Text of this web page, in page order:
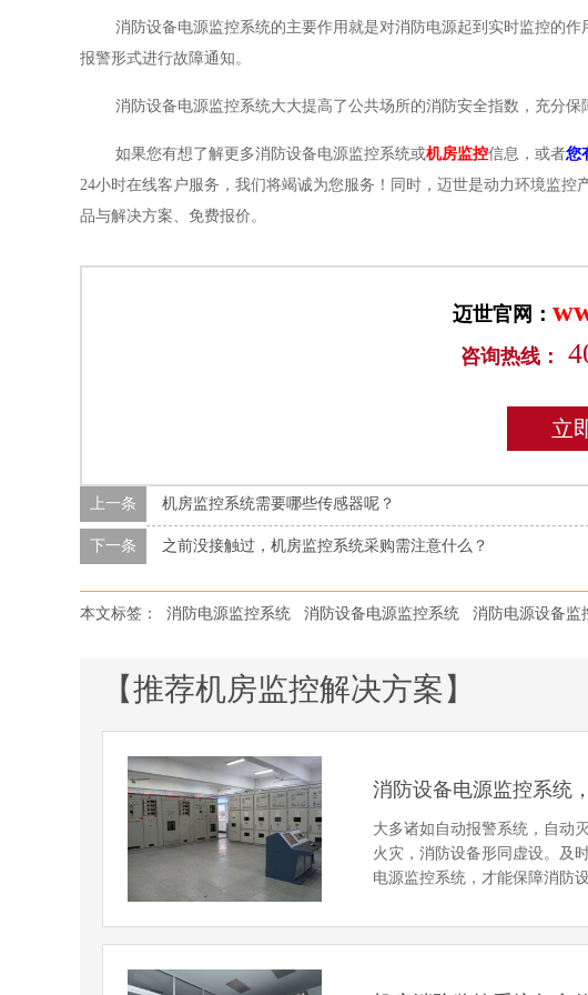
消防设备电源监控系统的主要作用就是对消防电源起到实时监控的
报警形式进行故障通知。
消防设备电源监控系统大大提高了公共场所的消防安全指数，充分保
如果您有想了解更多消防设备电源监控系统或机房监控信息，或者您
24小时在线客户服务，我们将竭诚为您服务！同时，迈世是动力环境监
品与解决方案、免费报价。
迈世官网：
咨询热线：
立
上一条 机房监控系统需要哪些传感器呢？
下一条 之前没接触过，机房监控系统采购需注意什么？
本文标签： 消防电源监控系统 消防设备电源监控系统 消防电源设备监
【推荐机房监控解决方案】
消防设备电源监控系统
大多诸如自动报警系统，自动
火灾，消防设备形同虚设。及
电源监控系统，才能保障消防